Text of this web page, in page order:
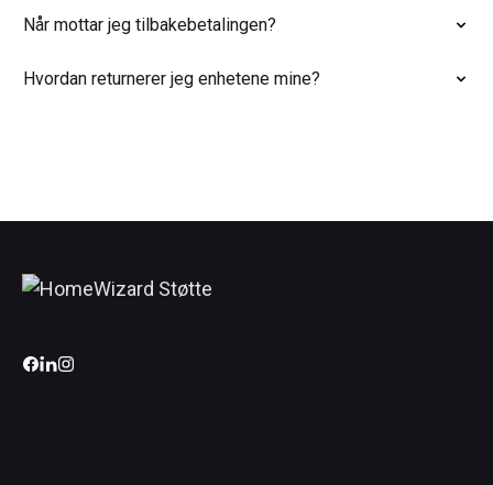
Når mottar jeg tilbakebetalingen?
Hvordan returnerer jeg enhetene mine?